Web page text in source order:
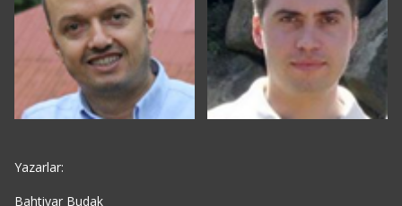
Yazarlar:
Bahtiyar Budak